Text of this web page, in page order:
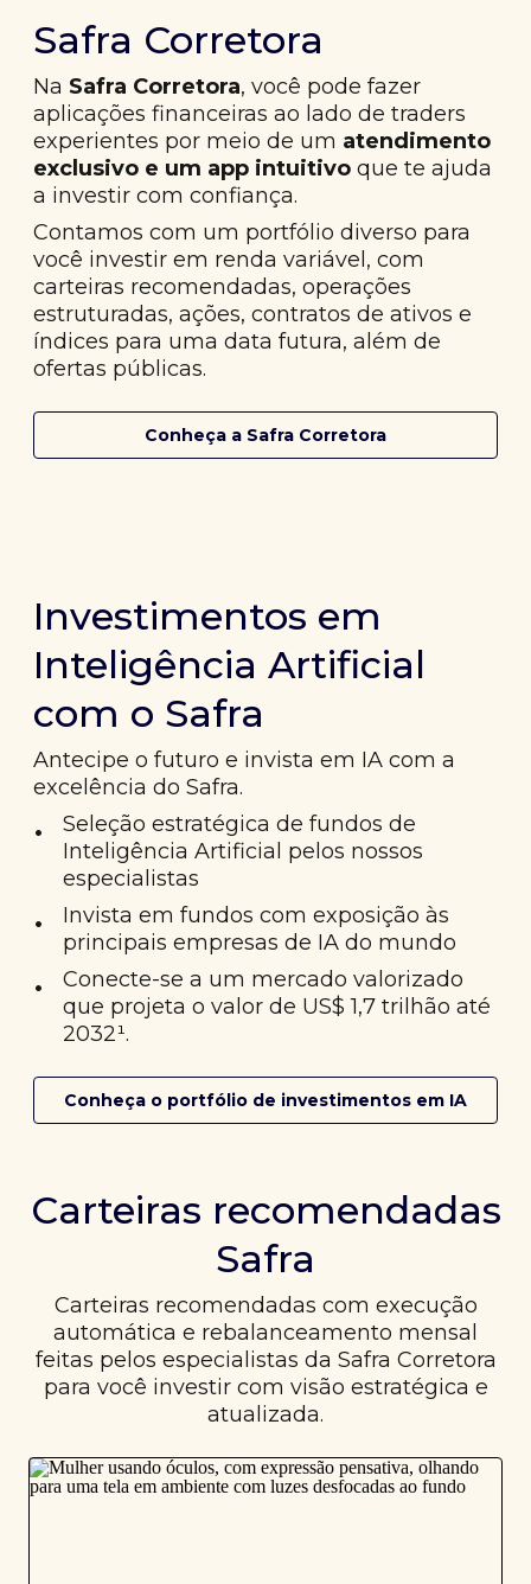
Safra Corretora
Na Safra Corretora, você pode fazer
aplicações financeiras ao lado de traders
experientes por meio de um atendimento
exclusivo e um app intuitivo que te ajuda
a investir com confiança.
Contamos com um portfólio diverso para
você investir em renda variável, com
carteiras recomendadas, operações
estruturadas, ações, contratos de ativos e
índices para uma data futura, além de
ofertas públicas.
Conheça a Safra Corretora
Investimentos em
Inteligência Artificial
com o Safra
Antecipe o futuro e invista em IA com a
excelência do Safra.
•
Seleção estratégica de fundos de
Inteligência Artificial pelos nossos
especialistas
•
Invista em fundos com exposição às
principais empresas de IA do mundo
•
Conecte-se a um mercado valorizado
que projeta o valor de US$ 1,7 trilhão até
2032¹.
Conheça o portfólio de investimentos em IA
Carteiras recomendadas
Safra
Carteiras recomendadas com execução
automática e rebalanceamento mensal
feitas pelos especialistas da Safra Corretora
para você investir com visão estratégica e
atualizada.